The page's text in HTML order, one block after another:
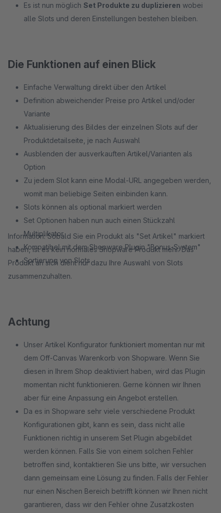
Es ist nun möglich Set Produkte zu duplizieren wobei
alle Slots und deren Einstellungen bestehen bleiben.
Die Funktionen auf einen Blick
Einfache Verwaltung direkt über den Artikel
Definition abweichender Preise pro Artikel und/oder
Variante
Aktualisierung des Bildes der einzelnen Slots auf der
Produktdetailseite, je nach Auswahl
Ausblenden der ausverkauften Artikel/Varianten als
Option
Zu jedem Slot kann eine Modal-URL angegeben werden,
womit man beliebige Seiten einbinden kann.
Slots können als optional markiert werden
Set Optionen haben nun auch einen Stückzahl
Multiplikator
Kompatibel mit dem Shopware Plugin "Bonus-System"
Sortierung von Slots
Information: Sobald Sie ein Produkt als "Set Artikel" markiert
haben, ist es kein normales Shopware Produkt mehr. Das
Produkt an sich dient nur dazu Ihre Auswahl von Slots
zusammenzuhalten.
Achtung
Unser Artikel Konfigurator funktioniert momentan nur mit
dem Off-Canvas Warenkorb von Shopware. Wenn Sie
diesen in Ihrem Shop deaktiviert haben, wird das Plugin
momentan nicht funktionieren. Gerne können wir Ihnen
aber für eine Anpassung ein Angebot erstellen.
Da es in Shopware sehr viele verschiedene Produkt
Konfigurationen gibt, kann es sein, dass nicht alle
Funktionen richtig in unserem Set Plugin abgebildet
werden können. Falls Sie von einem solchen Fehler
betroffen sind, kontaktieren Sie uns bitte, wir versuchen
dann gemeinsam eine Lösung zu finden. Falls der Fehler
nur einen Nischen Bereich betrifft können wir Ihnen nicht
garantieren, dass wir den Fehler ohne Zusatzkosten